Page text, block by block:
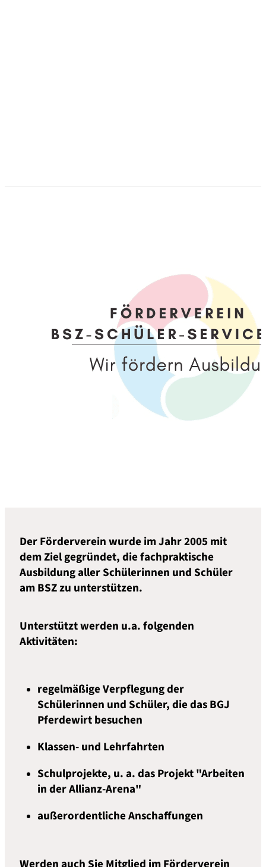
Der Förderverein wurde im Jahr 2005 mit
dem Ziel gegründet, die fachpraktische
Ausbildung aller Schülerinnen und Schüler
am BSZ zu unterstützen.
Unterstützt werden u.a. folgenden
Aktivitäten:
regelmäßige Verpflegung der
Schülerinnen und Schüler, die das BGJ
Pferdewirt besuchen
Klassen- und Lehrfahrten
Schulprojekte, u. a. das Projekt "Arbeiten
in der Allianz-Arena"
außerordentliche Anschaffungen